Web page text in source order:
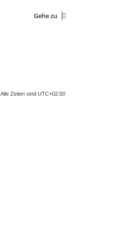
Gehe zu
Alle Zeiten sind UTC+02:00